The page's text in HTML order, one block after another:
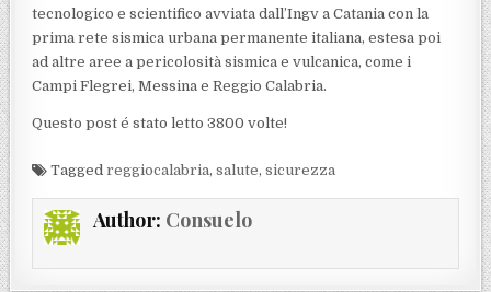
tecnologico e scientifico avviata dall’Ingv a Catania con la
prima rete sismica urbana permanente italiana, estesa poi
ad altre aree a pericolosità sismica e vulcanica, come i
Campi Flegrei, Messina e Reggio Calabria.
Questo post é stato letto 3800 volte!
Taggedreggiocalabria,salute,sicurezza
Author: Consuelo